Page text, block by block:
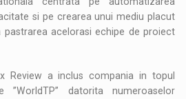
si pe crearea unui mediu placut
acelorasi echipe de proiect
Review a inclus compania in topul
”WorldTP” datorita numeroaselor